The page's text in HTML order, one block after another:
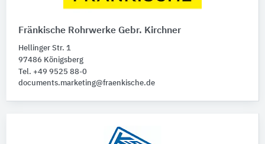
Fränkische Rohrwerke Gebr. Kirchner
Hellinger Str. 1
97486 Königsberg
Tel. +49 9525 88-0
documents.marketing@fraenkische.de